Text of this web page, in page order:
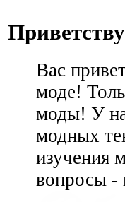
Вас
моде!
моды! У
модных
изучения
вопросы -